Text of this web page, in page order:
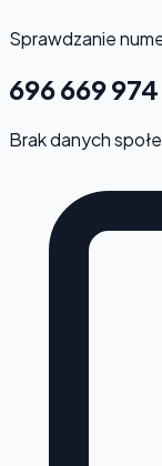
Sprawdzanie
696 669 974
Brak danych